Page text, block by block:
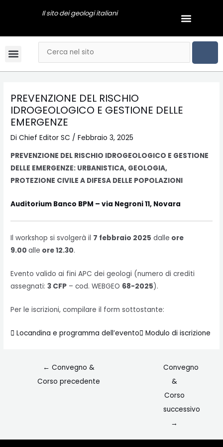
Il sito dei geologi italiani Menu
Menu Cerca
PREVENZIONE DEL RISCHIO
IDROGEOLOGICO E GESTIONE DELLE
EMERGENZE
DiChief Editor SC /Febbraio 3, 2025
PREVENZIONE DEL RISCHIO IDROGEOLOGICO E GESTIONE
DELLE EMERGENZE: URBANISTICA, GEOLOGIA,
PROTEZIONE CIVILE A DIFESA DELLE POPOLAZIONI
Auditorium Banco BPM – via Negroni 11, Novara
Il workshop si svolgerà il 7 febbraio 2025 dalle ore
9.00alle ore 12.30.
Evento valido ai fini APC dei geologi (numero di crediti
assegnati:3 CFP – cod. WEBGEO 68-2025).
Per le iscrizioni, compilare il form sottostante:
Locandina e programma dell’evento Modulo di iscrizione
articoli
← Convegno &
Corso precedente
Convegno
&
Corso
successivo
→